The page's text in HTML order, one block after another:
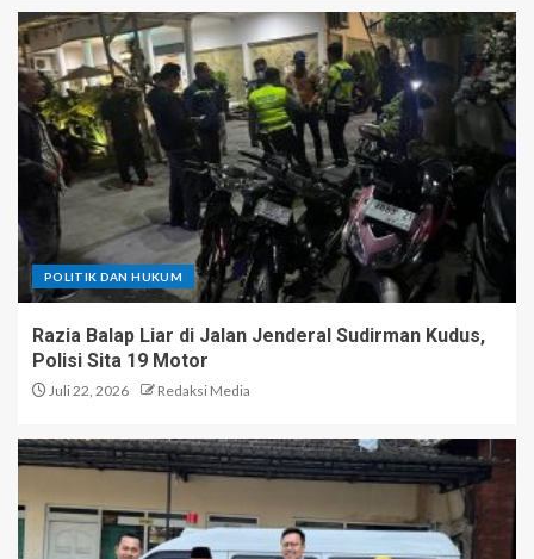
POLITIK DAN HUKUM
Razia Balap Liar di Jalan Jenderal Sudirman Kudus,
Polisi Sita 19 Motor
Juli 22, 2026 Redaksi Media